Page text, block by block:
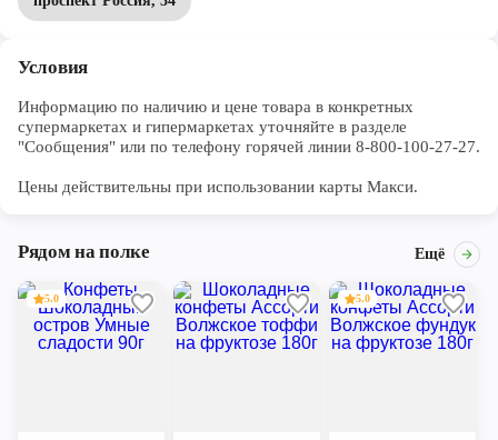
Условия
Информацию по наличию и цене товара в конкретных
супермаркетах и гипермаркетах уточняйте в разделе
"Сообщения" или по телефону горячей линии 8-800-100-27-27.
Цены действительны при использовании карты Макси.
Рядом на полке Ещё
5.0 5.0